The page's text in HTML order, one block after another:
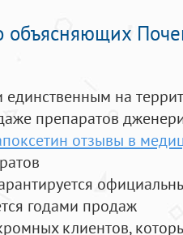
объясняющих
на
препаратов
отзывы в
годами продаж
клиентов,